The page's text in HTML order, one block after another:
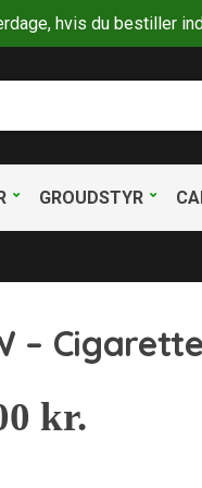
hvis du bestiller
GROUDSTYR
–
kr.